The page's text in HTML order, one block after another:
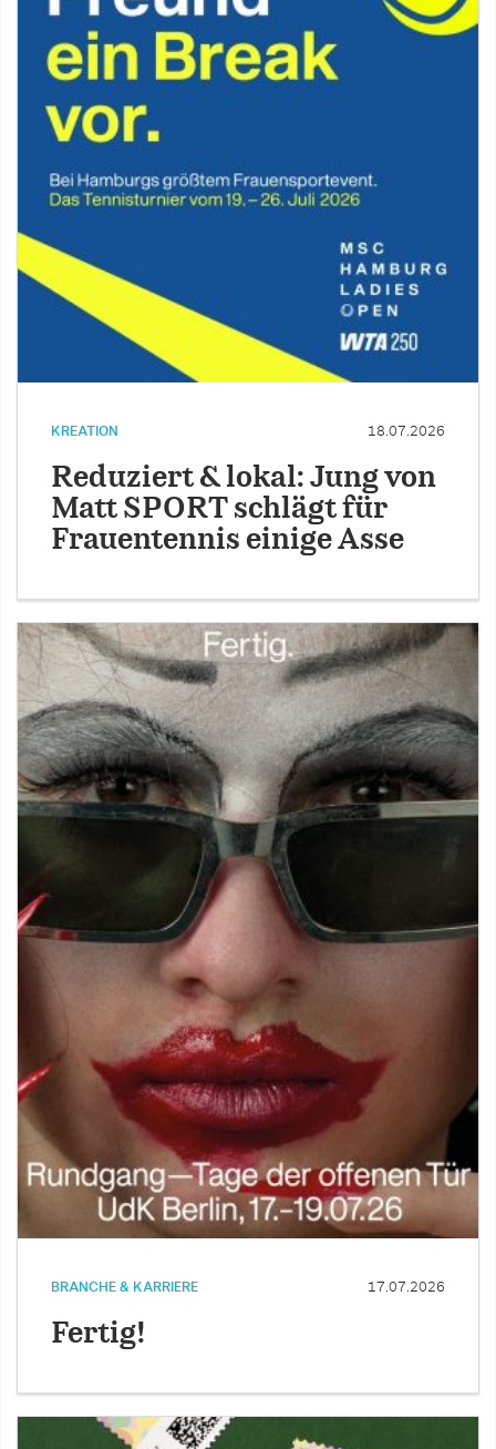
KREATION 18.07.2026
Reduziert & lokal: Jung von
Matt SPORT schlägt für
Frauentennis einige Asse
BRANCHE & KARRIERE 17.07.2026
Fertig!